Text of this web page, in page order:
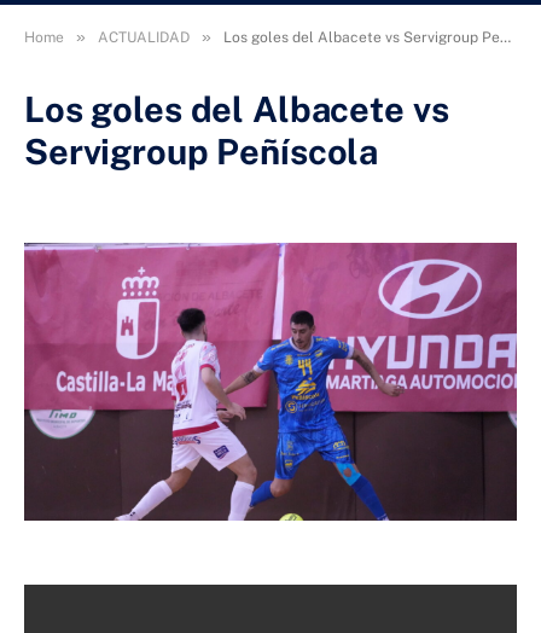
(Twitter)
Home » ACTUALIDAD » Los goles del Albacete vs Servigroup Peñíscola
Los goles del Albacete vs
Servigroup Peñíscola